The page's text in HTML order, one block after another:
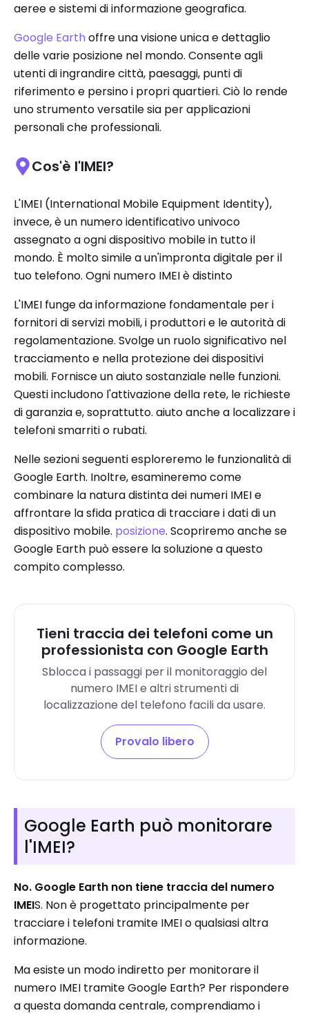
aeree e sistemi di informazione geografica.
Google Earth offre una visione unica e dettaglio
delle varie posizione nel mondo. Consente agli
utenti di ingrandire città, paesaggi, punti di
riferimento e persino i propri quartieri. Ciò lo rende
uno strumento versatile sia per applicazioni
personali che professionali.
Cos'è l'IMEI?
L'IMEI (International Mobile Equipment Identity),
invece, è un numero identificativo univoco
assegnato a ogni dispositivo mobile in tutto il
mondo. È molto simile a un'impronta digitale per il
tuo telefono. Ogni numero IMEI è distinto
L'IMEI funge da informazione fondamentale per i
fornitori di servizi mobili, i produttori e le autorità di
regolamentazione. Svolge un ruolo significativo nel
tracciamento e nella protezione dei dispositivi
mobili. Fornisce un aiuto sostanziale nelle funzioni.
Questi includono l'attivazione della rete, le richieste
di garanzia e, soprattutto. aiuto anche a localizzare i
telefoni smarriti o rubati.
Nelle sezioni seguenti esploreremo le funzionalità di
Google Earth. Inoltre, esamineremo come
combinare la natura distinta dei numeri IMEI e
affrontare la sfida pratica di tracciare i dati di un
dispositivo mobile. posizione. Scopriremo anche se
Google Earth può essere la soluzione a questo
compito complesso.
Tieni traccia dei telefoni come un
professionista con Google Earth
Sblocca i passaggi per il monitoraggio del
numero IMEI e altri strumenti di
localizzazione del telefono facili da usare.
Provalo libero
Google Earth può monitorare
l'IMEI?
No. Google Earth non tiene traccia del numero
IMEIS. Non è progettato principalmente per
tracciare i telefoni tramite IMEI o qualsiasi altra
informazione.
Ma esiste un modo indiretto per monitorare il
numero IMEI tramite Google Earth? Per rispondere
a questa domanda centrale, comprendiamo i